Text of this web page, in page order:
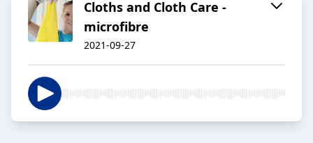
Cloths and Cloth Care -
microfibre
2021-09-27